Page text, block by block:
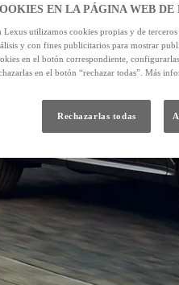
EN LA PÁGINA WEB DE
Lexus utilizamos cookies propias y de
y con fines publicitarios para mostrar
en el botón correspondiente,
en el botón “rechazar todas”. Más
Rechazarlas todas